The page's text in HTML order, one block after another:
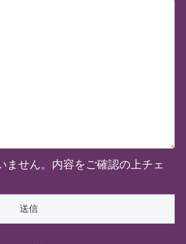
ません。内容をご確認の上チェ